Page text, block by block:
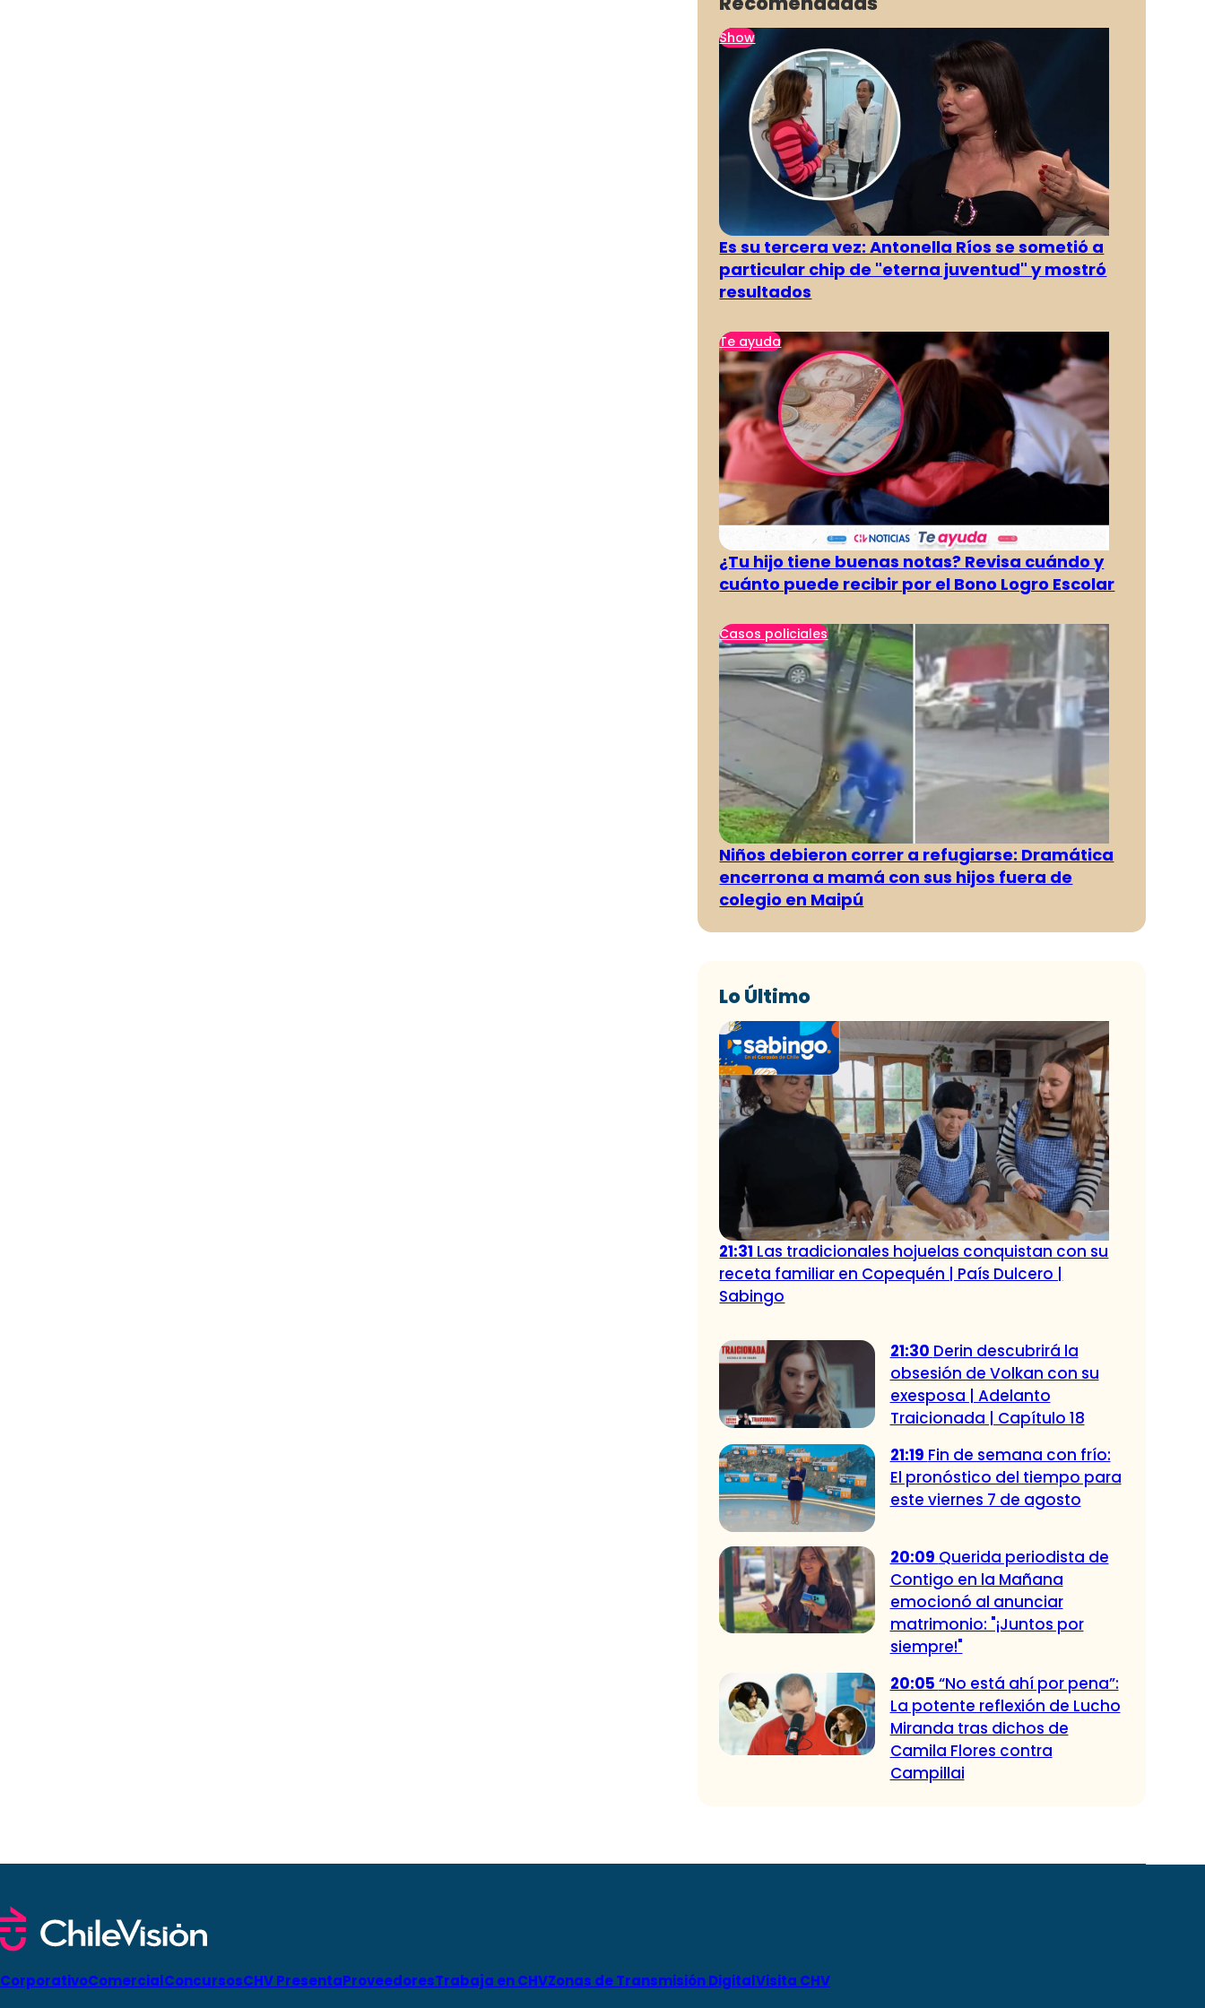
Show
Es su tercera vez: Antonella Ríos se sometió a
particular chip de "eterna juventud" y mostró
resultados
Te ayuda
¿Tu hijo tiene buenas notas? Revisa cuándo y
cuánto puede recibir por el Bono Logro Escolar
Casos policiales
Niños debieron correr a refugiarse: Dramática
encerrona a mamá con sus hijos fuera de
colegio en Maipú
Lo Último
21:31 Las tradicionales hojuelas conquistan con su
receta familiar en Copequén | País Dulcero |
Sabingo
21:30 Derin descubrirá la
obsesión de Volkan con su
exesposa | Adelanto
Traicionada | Capítulo 18
21:19 Fin de semana con frío:
El pronóstico del tiempo para
este viernes 7 de agosto
20:09 Querida periodista de
Contigo en la Mañana
emocionó al anunciar
matrimonio: "¡Juntos por
siempre!"
20:05 “No está ahí por pena”:
La potente reflexión de Lucho
Miranda tras dichos de
Camila Flores contra
Campillai
CorporativoComercialConcursosCHV PresentaProveedoresTrabaja en CHVZonas de Transmisión DigitalVisita CHV